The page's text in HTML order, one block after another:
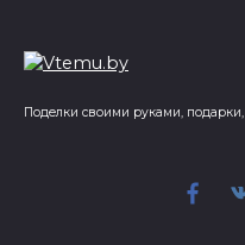
Поделки своими руками,